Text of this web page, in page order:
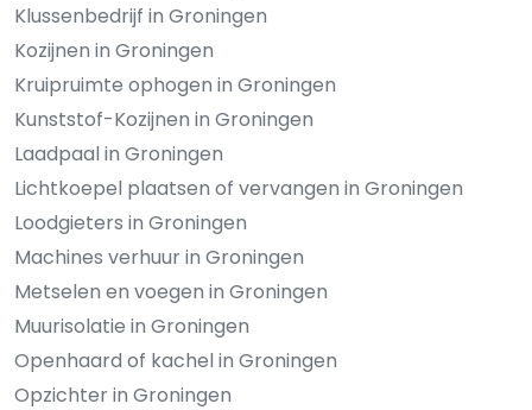
Klussenbedrijf in Groningen
Kozijnen in Groningen
Kruipruimte ophogen in Groningen
Kunststof-Kozijnen in Groningen
Laadpaal in Groningen
Lichtkoepel plaatsen of vervangen in Groningen
Loodgieters in Groningen
Machines verhuur in Groningen
Metselen en voegen in Groningen
Muurisolatie in Groningen
Openhaard of kachel in Groningen
Opzichter in Groningen